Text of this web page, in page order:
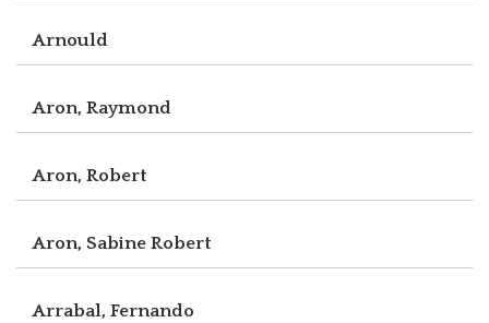
Arnould
Aron, Raymond
Aron, Robert
Aron, Sabine Robert
Arrabal, Fernando